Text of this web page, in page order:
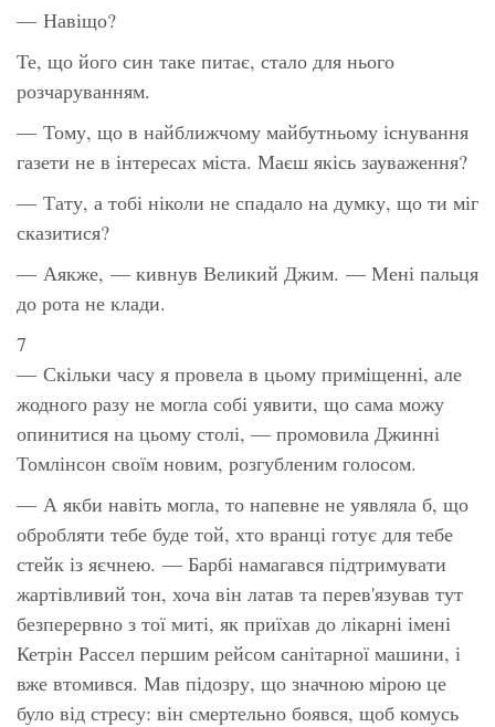
— Навіщо?
Те, що його син таке питає, стало для нього
розчаруванням.
— Тому, що в найближчому майбутньому існування
газети не в інтересах міста. Маєш якісь зауваження?
— Тату, а тобі ніколи не спадало на думку, що ти міг
сказитися?
— Аякже, — кивнув Великий Джим. — Мені пальця
до рота не клади.
7
— Скільки часу я провела в цьому приміщенні, але
жодного разу не могла собі уявити, що сама можу
опинитися на цьому столі, — промовила Джинні
Томлінсон своїм новим, розгубленим голосом.
— А якби навіть могла, то напевне не уявляла б, що
обробляти тебе буде той, хто вранці готує для тебе
стейк із яєчнею. — Барбі намагався підтримувати
жартівливий тон, хоча він латав та перев'язував тут
безперервно з тої миті, як приїхав до лікарні імені
Кетрін Рассел першим рейсом санітарної машини, і
вже втомився. Мав підозру, що значною мірою це
було від стресу: він смертельно боявся, щоб комусь